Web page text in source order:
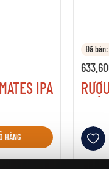
IPA
HÀNG
Đã bán:
Thêm